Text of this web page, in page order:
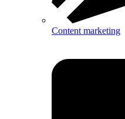
Content marketing